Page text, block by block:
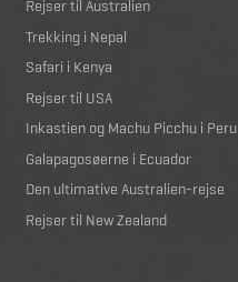
Rejser til Australien
Trekking i Nepal
Safari i Kenya
Rejser til USA
Inkastien og Machu Picchu i Peru
Galapagosøerne i Ecuador
Den ultimative Australien-rejse
Rejser til New Zealand